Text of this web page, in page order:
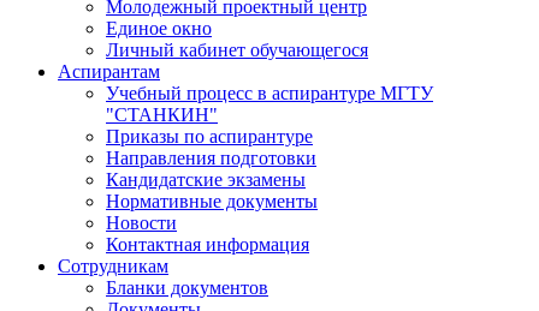
Молодежный проектный центр
Единое окно
Личный кабинет обучающегося
Аспирантам
Учебный процесс в аспирантуре МГТУ
"СТАНКИН"
Приказы по аспирантуре
Направления подготовки
Кандидатские экзамены
Нормативные документы
Новости
Контактная информация
Сотрудникам
Бланки документов